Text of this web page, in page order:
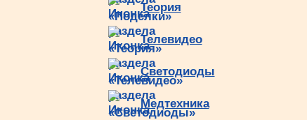
Теория
Телевидео
Светодиоды
Медтехника